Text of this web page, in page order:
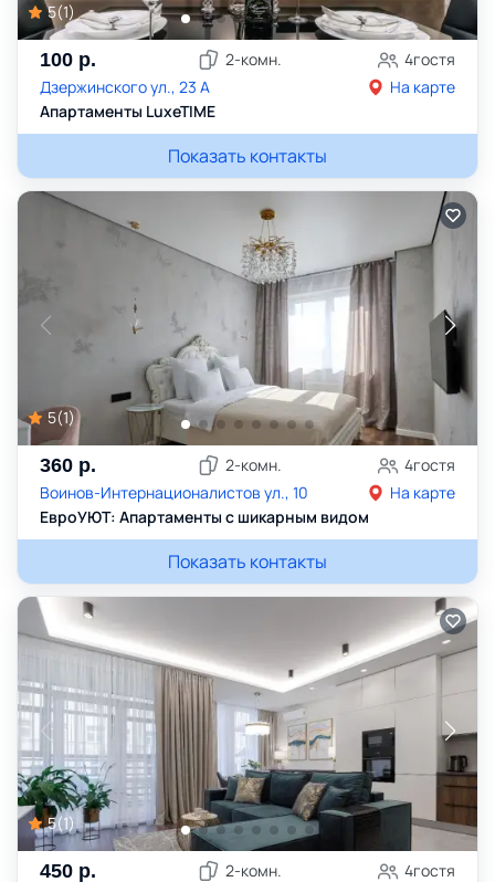
5(1)
100 р. 2-комн. 4гостя
Дзержинского ул., 23 А
На карте
Апартаменты LuxeTIME
Показать контакты
5(1)
360 р. 2-комн. 4гостя
Воинов-Интернационалистов ул., 10
На карте
ЕвроУЮТ: Апартаменты с шикарным видом
Показать контакты
5(1)
450 р. 2-комн. 4гостя